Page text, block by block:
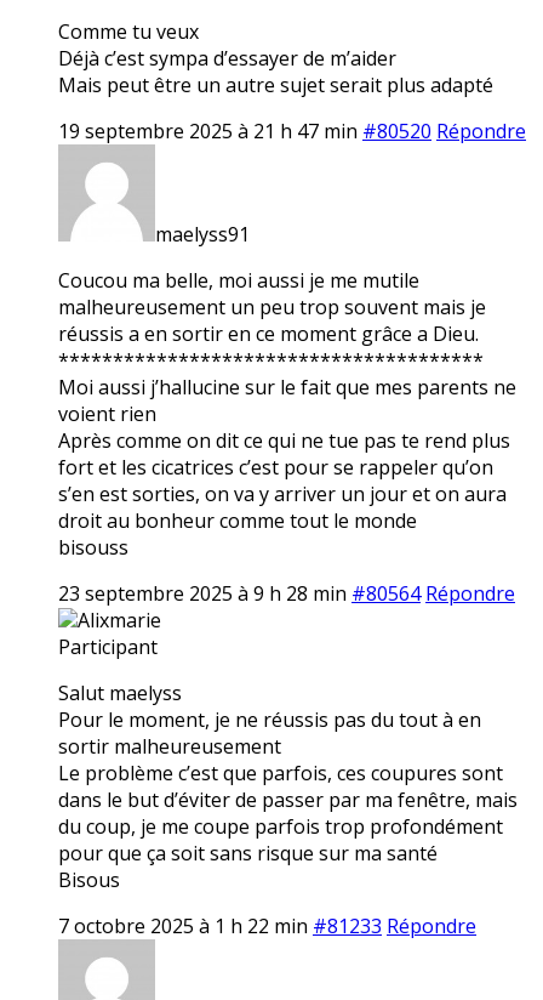
Comme tu veux
Déjà c’est sympa d’essayer de m’aider
Mais peut être un autre sujet serait plus adapté
19 septembre 2025 à 21 h 47 min #80520 Répondre
maelyss91
Coucou ma belle, moi aussi je me mutile
malheureusement un peu trop souvent mais je
réussis a en sortir en ce moment grâce a Dieu.
***************************************
Moi aussi j’hallucine sur le fait que mes parents ne
voient rien
Après comme on dit ce qui ne tue pas te rend plus
fort et les cicatrices c’est pour se rappeler qu’on
s’en est sorties, on va y arriver un jour et on aura
droit au bonheur comme tout le monde
bisouss
23 septembre 2025 à 9 h 28 min #80564 Répondre
Alixmarie
Participant
Salut maelyss
Pour le moment, je ne réussis pas du tout à en
sortir malheureusement
Le problème c’est que parfois, ces coupures sont
dans le but d’éviter de passer par ma fenêtre, mais
du coup, je me coupe parfois trop profondément
pour que ça soit sans risque sur ma santé
Bisous
7 octobre 2025 à 1 h 22 min #81233 Répondre